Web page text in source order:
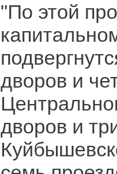
"По этой
дворов и
дворов и